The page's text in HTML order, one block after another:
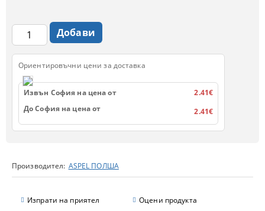
Производител: ASPEL ПОЛША
Изпрати на приятел Оцени продукта
Ориентировъчни цени за доставка
Извън София на цена от
2.41€
До София на цена от
2.41€